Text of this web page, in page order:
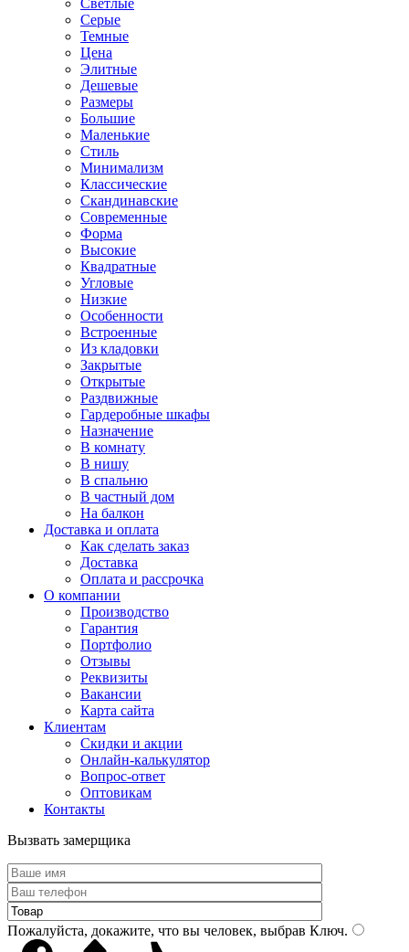
Светлые
Серые
Темные
Цена
Элитные
Дешевые
Размеры
Большие
Маленькие
Стиль
Минимализм
Классические
Скандинавские
Современные
Форма
Высокие
Квадратные
Угловые
Низкие
Особенности
Встроенные
Из кладовки
Закрытые
Открытые
Раздвижные
Гардеробные шкафы
Назначение
В комнату
В нишу
В спальню
В частный дом
На балкон
Доставка и оплата
Как сделать заказ
Доставка
Оплата и рассрочка
О компании
Производство
Гарантия
Портфолио
Отзывы
Реквизиты
Вакансии
Карта сайта
Клиентам
Скидки и акции
Онлайн-калькулятор
Вопрос-ответ
Оптовикам
Контакты
Вызвать замерщика
Пожалуйста, докажите, что вы человек, выбрав Ключ.